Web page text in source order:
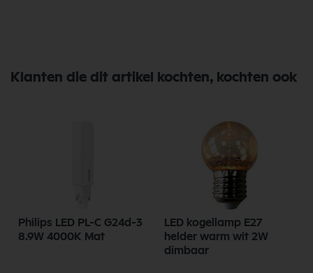
Klanten die dit artikel kochten, kochten ook
Philips LED PL-C G24d-3
8.9W 4000K Mat
LED kogellamp E27
helder warm wit 2W
dimbaar